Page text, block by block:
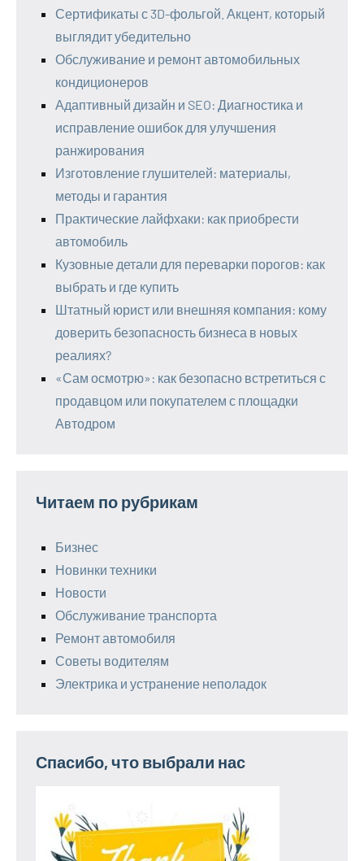
Сертификаты с 3D-фольгой. Акцент, который
выглядит убедительно
Обслуживание и ремонт автомобильных
кондиционеров
Адаптивный дизайн и SEO: Диагностика и
исправление ошибок для улучшения
ранжирования
Изготовление глушителей: материалы,
методы и гарантия
Практические лайфхаки: как приобрести
автомобиль
Кузовные детали для переварки порогов: как
выбрать и где купить
Штатный юрист или внешняя компания: кому
доверить безопасность бизнеса в новых
реалиях?
«Сам осмотрю»: как безопасно встретиться с
продавцом или покупателем с площадки
Автодром
Читаем по рубрикам
Бизнес
Новинки техники
Новости
Обслуживание транспорта
Ремонт автомобиля
Советы водителям
Электрика и устранение неполадок
Спасибо, что выбрали нас